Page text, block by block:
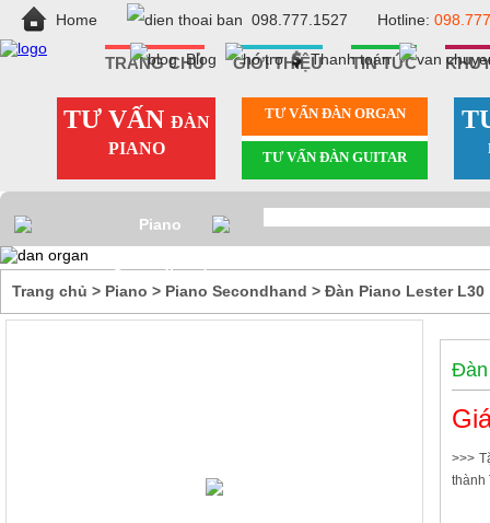
Home 098.777.1527 Hotline:
Blog Thanh toán
TRANG CHỦ GIỚI THIỆU TIN TỨC
TƯ VẤN ĐÀN
PIANO
TƯ VẤN ÐÀN ORGAN
TƯ VẤN ÐÀN GUITAR
Piano
Secondhand
Trang chủ > Piano > Piano Secondhand > Đàn Piano Lester L30
Đàn
>>>
thành